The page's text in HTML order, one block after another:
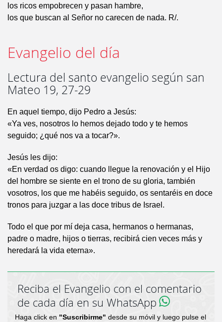
los ricos empobrecen y pasan hambre,
los que buscan al Señor no carecen de nada. R/.
Evangelio del día
Lectura del santo evangelio según san
Mateo 19, 27-29
En aquel tiempo, dijo Pedro a Jesús:
«Ya ves, nosotros lo hemos dejado todo y te hemos
seguido; ¿qué nos va a tocar?».
Jesús les dijo:
«En verdad os digo: cuando llegue la renovación y el Hijo
del hombre se siente en el trono de su gloria, también
vosotros, los que me habéis seguido, os sentaréis en doce
tronos para juzgar a las doce tribus de Israel.
Todo el que por mí deja casa, hermanos o hermanas,
padre o madre, hijos o tierras, recibirá cien veces más y
heredará la vida eterna».
Reciba el Evangelio con el comentario
de cada día en su WhatsApp
Haga click en "Suscribirme" desde su móvil y luego pulse el